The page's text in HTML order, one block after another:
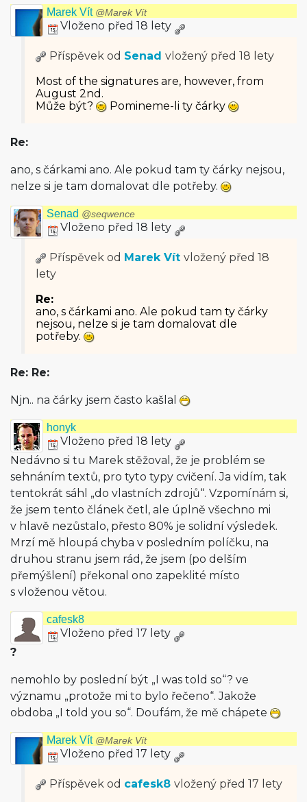
Marek Vít @Marek Vít
Vloženo před 18 lety
Příspěvek od Senad vložený před 18 lety
Most of the signatures are, however, from
August 2nd.
Může být?
Pomineme-li ty čárky
Re:
ano, s čárkami ano. Ale pokud tam ty čárky nejsou,
nelze si je tam domalovat dle potřeby.
Senad @seqwence
Vloženo před 18 lety
Příspěvek od Marek Vít vložený před 18
lety
Re:
ano, s čárkami ano. Ale pokud tam ty čárky
nejsou, nelze si je tam domalovat dle
potřeby.
Re: Re:
Njn.. na čárky jsem často kašlal
honyk
Vloženo před 18 lety
Nedávno si tu Marek stěžoval, že je problém se
sehnáním textů, pro tyto typy cvičení. Ja vidím, tak
tentokrát sáhl „do vlastních zdrojů“. Vzpomínám si,
že jsem tento článek četl, ale úplně všechno mi
v hlavě nezůstalo, přesto 80% je solidní výsledek.
Mrzí mě hloupá chyba v posledním políčku, na
druhou stranu jsem rád, že jsem (po delším
přemýšlení) překonal ono zapeklité místo
s vloženou větou.
cafesk8
Vloženo před 17 lety
?
nemohlo by poslední být „I was told so“? ve
významu „protože mi to bylo řečeno“. Jakože
obdoba „I told you so“. Doufám, že mě chápete
Marek Vít @Marek Vít
Vloženo před 17 lety
Příspěvek od cafesk8 vložený před 17 lety